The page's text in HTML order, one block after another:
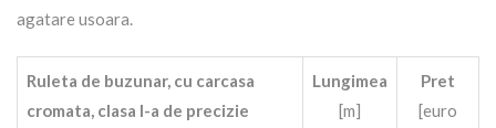
agatare usoara.
Ruleta de buzunar, cu carcasa
cromata, clasa I-a de precizie
Lungimea
[m]
Pret
[euro